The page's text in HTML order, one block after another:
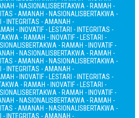
- NASIONALISBERTAKWA - RAMAH -
- AMANAH - NASIONALISBERTAKWA -
- INTEGRITAS - AMANAH -
- INOVATIF - LESTARI - INTEGRITAS -
- RAMAH - INOVATIF - LESTARI -
BERTAKWA - RAMAH - INOVATIF -
- NASIONALISBERTAKWA - RAMAH -
- AMANAH - NASIONALISBERTAKWA -
- INTEGRITAS - AMANAH -
- INOVATIF - LESTARI - INTEGRITAS -
- RAMAH - INOVATIF - LESTARI -
BERTAKWA - RAMAH - INOVATIF -
- NASIONALISBERTAKWA - RAMAH -
- AMANAH - NASIONALISBERTAKWA -
- INTEGRITAS - AMANAH -